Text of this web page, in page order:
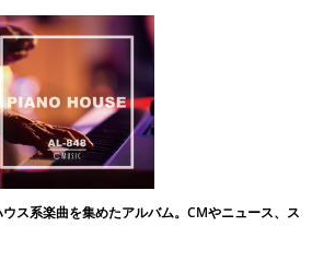
ス系楽曲を集めたアルバム。CMやニュース、ス